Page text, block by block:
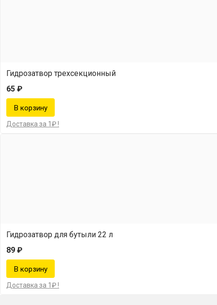
Гидрозатвор трехсекционный
65 ₽
Доставка за 1₽ !
Гидрозатвор для бутыли 22 л
89 ₽
Доставка за 1₽ !